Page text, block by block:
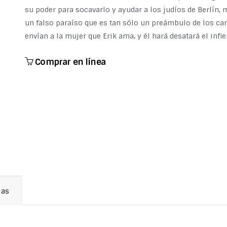
su poder para socavarlo y ayudar a los judíos de Berlín,
un falso paraíso que es tan sólo un preámbulo de los
envían a la mujer que Erik ama, y él hará desatará el
Comprar en línea